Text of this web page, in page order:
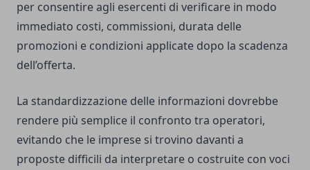
per consentire agli esercenti di verificare in modo
immediato costi, commissioni, durata delle
promozioni e condizioni applicate dopo la scadenza
dell’offerta.
La standardizzazione delle informazioni dovrebbe
rendere più semplice il confronto tra operatori,
evitando che le imprese si trovino davanti a
proposte difficili da interpretare o costruite con voci